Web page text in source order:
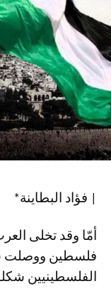
| فؤاد البطاينة*
أمّا وقد تخلى
فلسطين ووصلت
الفلسطينيين